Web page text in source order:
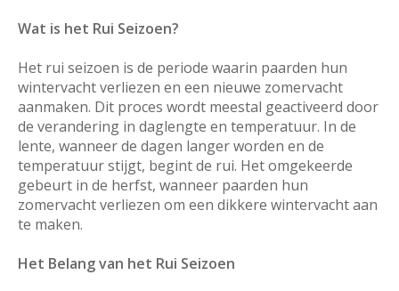
Wat is het Rui Seizoen?
Het rui seizoen is de periode waarin paarden hun
wintervacht verliezen en een nieuwe zomervacht
aanmaken. Dit proces wordt meestal geactiveerd door
de verandering in daglengte en temperatuur. In de
lente, wanneer de dagen langer worden en de
temperatuur stijgt, begint de rui. Het omgekeerde
gebeurt in de herfst, wanneer paarden hun
zomervacht verliezen om een dikkere wintervacht aan
te maken.
Het Belang van het Rui Seizoen